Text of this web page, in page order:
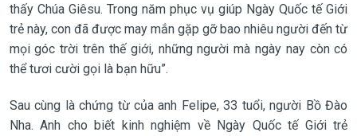
thấy Chúa Giêsu. Trong năm phục vụ giúp Ngày Quốc tế Giới
trẻ này, con đã được may mắn gặp gỡ bao nhiêu người đến từ
mọi góc trời trên thế giới, những người mà ngày nay còn có
thể tươi cười gọi là bạn hữu”.
Sau cùng là chứng từ của anh Felipe, 33 tuổi, người Bồ Đào
Nha. Anh cho biết kinh nghiệm về Ngày Quốc tế Giới trẻ